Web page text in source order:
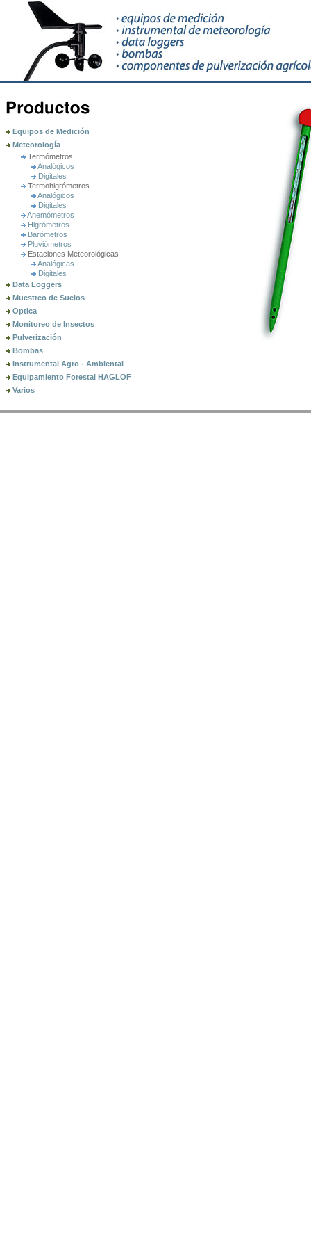
Equipos de Medición
Meteorología
Termómetros
Analógicos
Digitales
Termohigrómetros
Analógicos
Digitales
Anemómetros
Higrómetros
Barómetros
Pluviómetros
Estaciones Meteorológicas
Analógicas
Digitales
Data Loggers
Muestreo de Suelos
Optica
Monitoreo de Insectos
Pulverización
Bombas
Instrumental Agro - Ambiental
Equipamiento Forestal HAGLÖF
Varios